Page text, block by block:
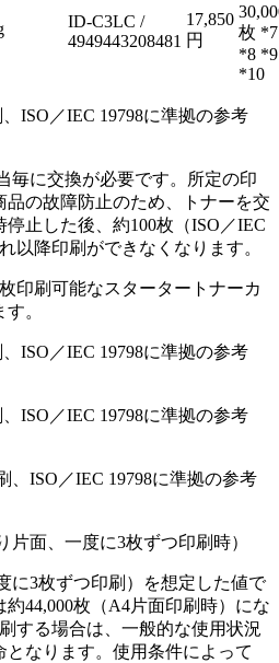
ID-C3LC /
4949443208481
17,850
円
枚 *7
*8 *9
*10
ISO／IEC 19798に準拠の参考
毎に交換が必要です。所定の印
の故障防止のため、トナーを交
止した後、約100枚（ISO／IEC
以降印刷ができなくなります。
印刷可能なスタータートナーカ
。
ISO／IEC 19798に準拠の参考
ISO／IEC 19798に準拠の参考
、ISO／IEC 19798に準拠の参考
片面、一度に3枚ずつ印刷時）
に3枚ずつ印刷）を想定した値で
44,000枚（A4片面印刷時）にな
する場合は、一般的な使用状況
なります。使用条件によって